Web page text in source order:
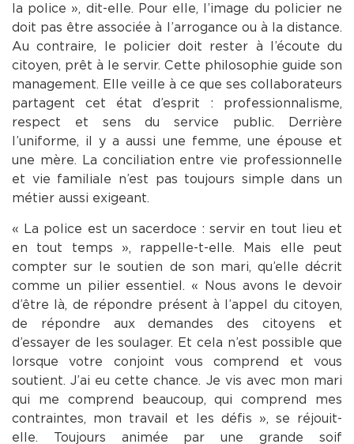
la police », dit-elle. Pour elle, l’image du policier ne
doit pas être associée à l’arrogance ou à la distance.
Au contraire, le policier doit rester à l’écoute du
citoyen, prêt à le servir. Cette philosophie guide son
management. Elle veille à ce que ses collaborateurs
partagent cet état d’esprit : professionnalisme,
respect et sens du service public. Derrière
l’uniforme, il y a aussi une femme, une épouse et
une mère. La conciliation entre vie professionnelle
et vie familiale n’est pas toujours simple dans un
métier aussi exigeant.
« La police est un sacerdoce : servir en tout lieu et
en tout temps », rappelle-t-elle. Mais elle peut
compter sur le soutien de son mari, qu’elle décrit
comme un pilier essentiel. « Nous avons le devoir
d’être là, de répondre présent à l’appel du citoyen,
de répondre aux demandes des citoyens et
d’essayer de les soulager. Et cela n’est possible que
lorsque votre conjoint vous comprend et vous
soutient. J’ai eu cette chance. Je vis avec mon mari
qui me comprend beaucoup, qui comprend mes
contraintes, mon travail et les défis », se réjouit-
elle. Toujours animée par une grande soif